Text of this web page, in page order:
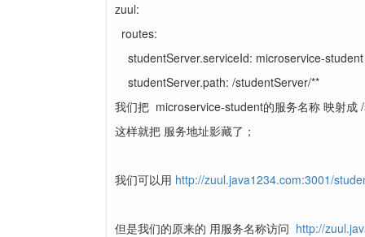
zuul:
routes:
studentServer.serviceId: microservice-student
studentServer.path: /studentServer/**
我们把 microservice-student的服务名称 映射成
这样就把 服务地址影藏了；
我们可以用 http://zuul.java1234.com:3001/
但是我们的原来的 用服务名称访问 http://